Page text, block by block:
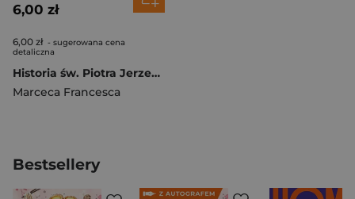
6,00 zł
6,00 zł - sugerowana cena
detaliczna
Historia św. Piotra Jerzego Frassatiego
Marceca Francesca
Bestsellery